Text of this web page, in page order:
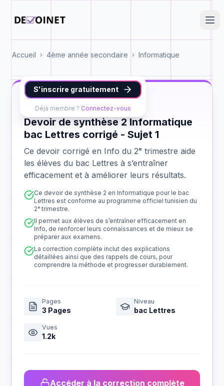
Accueil › 4ème année secondaire › Informatique
S'inscrire gratuitement
Déjà membre ? Connectez-vous
Info bac Lettres synthèse 2
Devoir de synthèse 2 Informatique
bac Lettres corrigé - Sujet 1
Ce devoir corrigé en Info du 2ᵉ trimestre aide
les élèves du bac Lettres à s’entraîner
efficacement et à améliorer leurs résultats.
Ce devoir de synthèse 2 en Informatique pour le bac
Lettres est conforme au programme officiel tunisien du
2ᵉ trimestre.
Il permet aux élèves de s’entraîner efficacement en
Info, de renforcer leurs connaissances et de mieux se
préparer aux examens.
La correction complète inclut des explications
détaillées ainsi que des rappels de cours, pour
comprendre la méthode et progresser durablement.
Pages
3 Pages
Niveau
bac Lettres
Vues
1.2k
Accéder à la correction complète